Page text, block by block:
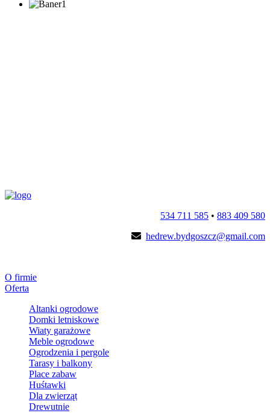
534 711 585 • 883 409 580
hedrew.bydgoszcz@gmail.com
O firmie
Oferta
Altanki ogrodowe
Domki letniskowe
Wiaty garażowe
Meble ogrodowe
Ogrodzenia i pergole
Tarasy i balkony
Place zabaw
Huśtawki
Dla zwierząt
Drewutnie